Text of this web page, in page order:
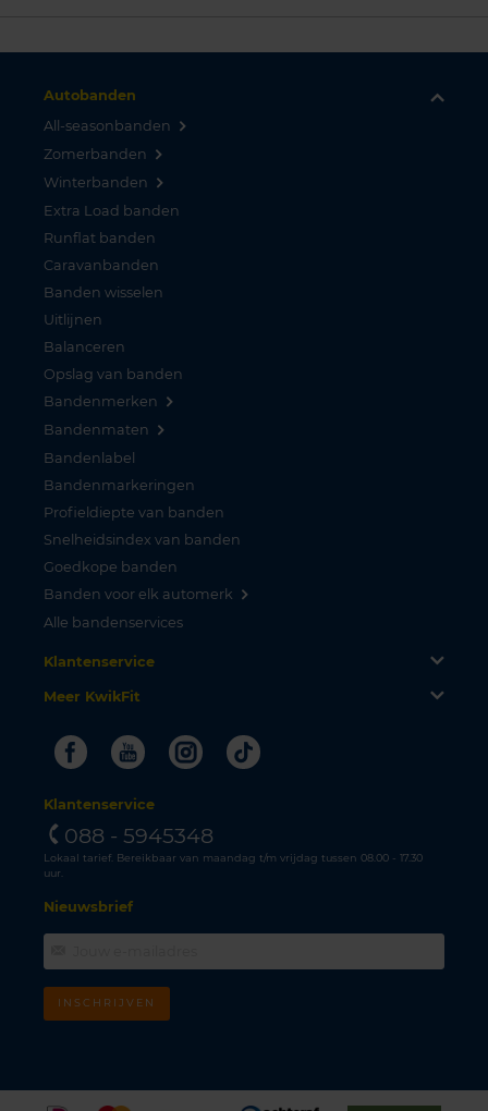
Autobanden
All-seasonbanden
Zomerbanden
Winterbanden
Extra Load banden
Runflat banden
Caravanbanden
Banden wisselen
Uitlijnen
Balanceren
Opslag van banden
Bandenmerken
Bandenmaten
Bandenlabel
Bandenmarkeringen
Profieldiepte van banden
Snelheidsindex van banden
Goedkope banden
Banden voor elk automerk
Alle bandenservices
Klantenservice
Meer KwikFit
FacebookYoutubeInstagram
Tiktok
Klantenservice
088 - 5945348
Lokaal tarief. Bereikbaar van maandag t/m vrijdag tussen 08.00 - 17.30
uur.
Nieuwsbrief
INSCHRIJVEN